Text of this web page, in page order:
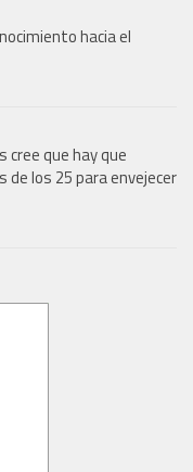
hacia el
cree que hay que
los 25 para envejecer